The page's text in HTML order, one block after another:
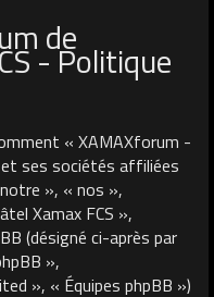
de
- Politique
« XAMAXforum -
et ses sociétés affiliées
», « nos »,
Xamax FCS »,
(désigné ci-après par
»,
», « Équipes phpBB »)